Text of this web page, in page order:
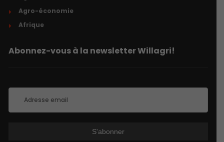
Agro-économie
Afrique
Abonnez-vous à la newsletter Willagri!